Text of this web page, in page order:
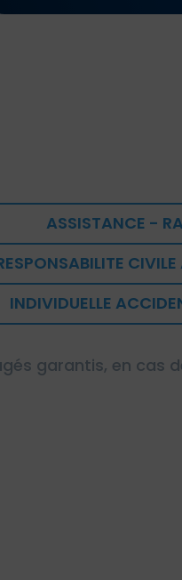
ASSISTANCE -
INDIVIDUELLE
garantis, en cas